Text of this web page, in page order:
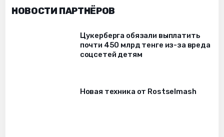
НОВОСТИ ПАРТНЁРОВ
Цукерберга обязали выплатить
почти 450 млрд тенге из-за вреда
соцсетей детям
Новая техника от Rostselmash